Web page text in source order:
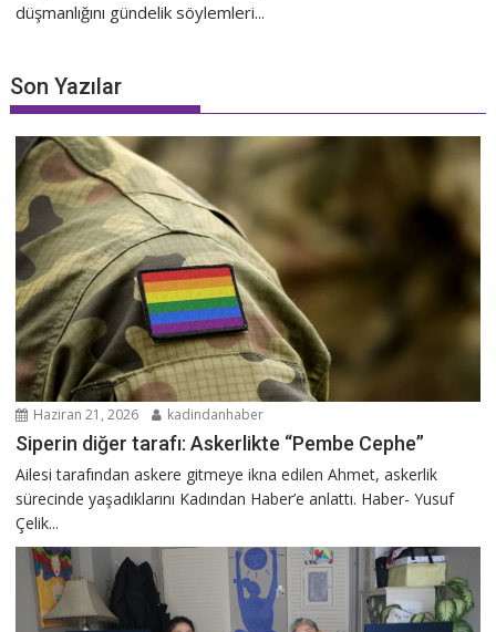
düşmanlığını gündelik söylemleri...
Son Yazılar
Haziran 21, 2026 kadindanhaber
Siperin diğer tarafı: Askerlikte “Pembe Cephe”
Ailesi tarafından askere gitmeye ikna edilen Ahmet, askerlik
sürecinde yaşadıklarını Kadından Haber’e anlattı. Haber- Yusuf
Çelik...